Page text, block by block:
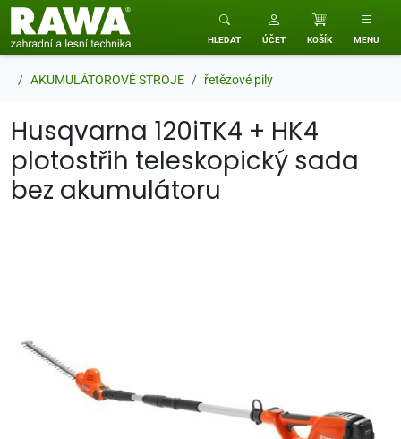
RAWA zahradní a lesní technika
HLEDAT ÚČET KOŠÍK MENU
AKUMULÁTOROVÉ STROJE řetězové pily
Husqvarna 120iTK4 + HK4
plotostřih teleskopický sada
bez akumulátoru